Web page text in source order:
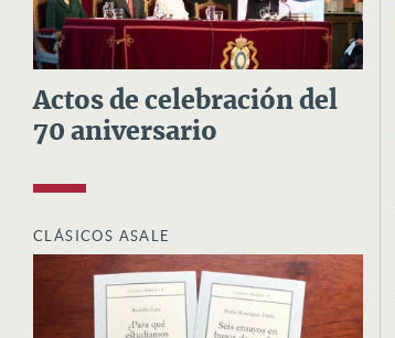
Actos de celebración del
70 aniversario
CLÁSICOS ASALE